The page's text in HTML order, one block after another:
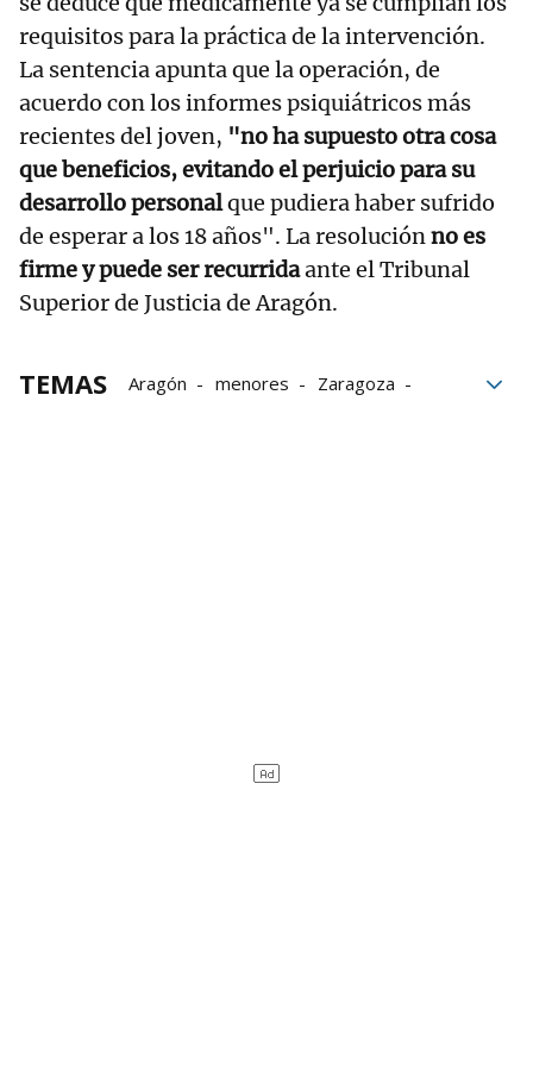
requisitos para la práctica de la intervención.
La sentencia apunta que la operación, de
acuerdo con los informes psiquiátricos más
recientes del joven, "no ha supuesto otra cosa
que beneficios, evitando el perjuicio para su
desarrollo personalque pudiera haber sufrido
de esperar a los 18 años". La resoluciónno es
firme y puede ser recurridaante el Tribunal
Superior de Justicia de Aragón.
TEMAS Aragón menores
Zaragoza